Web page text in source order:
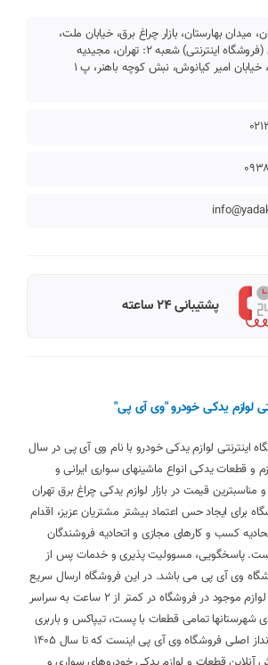
تهران، میدان بهارستان، بازار چراغ برق، خیابان ملت،
پاساژ مالکی (فروشگاه اینترنتی) شعبه 2: تهران، مجیدیه
شمالی، میدان ملت، خیابان امیر کیانوش، نبش کوچه باهنر، پ 1
پشتیبانی 24 ساعته
لوازم یدکی خودرو "وی آی پی"
اینترنتی لوازم یدکی خودرو با نام وی آی پی در سال
و قطعات یدکی انواع ماشینهای سواری ایرانی و
مناسبترین قیمت در بازار لوازم یدکی چراغ برق تهران
برای ایجاد حس اعتماد بیشتر مشتریان عزیز، اقدام
کسب و کارهای مجازی و اتحادیه فروشندگان
است. پاسخگویی، مسوولیت پذیری و خدمات پس از
وی آی پی می باشد. در این فروشگاه ارسال سریع
و فوری تمامی قطعات و لوازم موجود در فروشگاه در کمتر از 2 ساعت به سراسر
شهرستانها تمامی قطعات با پست، تیپاکس و باربری
صورت می گیرد. چشم انداز اصلی فروشگاه وی آی پی اینست که تا سال 1405